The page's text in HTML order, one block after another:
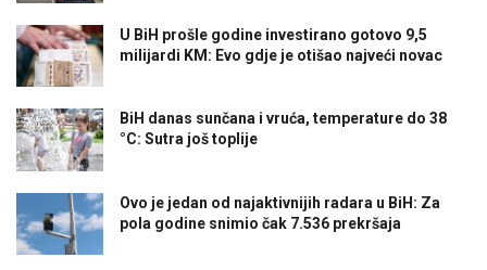
U BiH prošle godine investirano gotovo 9,5
milijardi KM: Evo gdje je otišao najveći novac
BiH danas sunčana i vruća, temperature do 38
°C: Sutra još toplije
Ovo je jedan od najaktivnijih radara u BiH: Za
pola godine snimio čak 7.536 prekršaja